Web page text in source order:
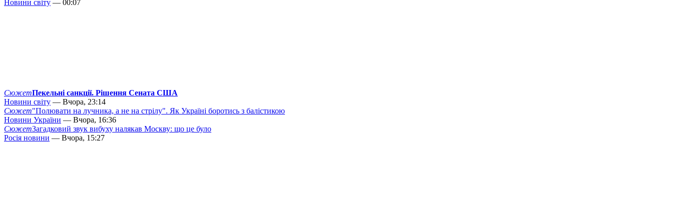
Новини світу — 00:07
СюжетПекельні санкції. Рішення Сената США
Новини світу — Вчора, 23:14
Сюжет"Полювати на лучника, а не на стрілу". Як Україні боротись з балістикою
Новини України — Вчора, 16:36
СюжетЗагадковий звук вибуху налякав Москву: що це було
Росія новини — Вчора, 15:27